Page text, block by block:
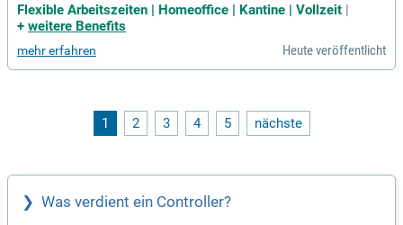
Flexible Arbeitszeiten | Homeoffice | Kantine | Vollzeit |
+ weitere Benefits
mehr erfahren Heute veröffentlicht
1 2 3 4 5 nächste
Was verdient ein Controller?